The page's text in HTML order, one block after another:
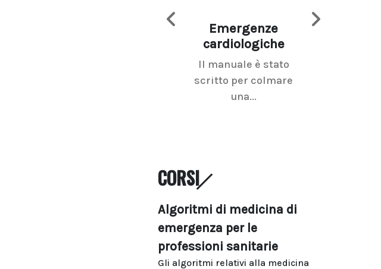
Emergenze
cardiologiche
Il manuale è stato
scritto per colmare
una...
CORSI
Algoritmi di medicina di
emergenza per le
professioni sanitarie
Gli algoritmi relativi alla medicina